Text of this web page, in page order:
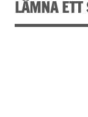
LÄMNA ETT